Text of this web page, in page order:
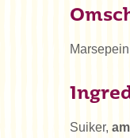
Suiker,